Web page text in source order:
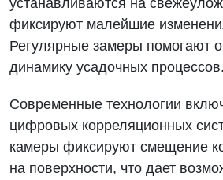
устанавливаются на
фиксируют малейшие
Регулярные замеры помогают
динамику усадочных процессов.
Современные технологии
цифровых корреляционных
камеры фиксируют смещение
на поверхности, что дает